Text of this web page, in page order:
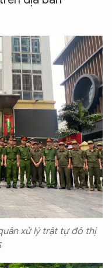
xử lý trật tự đô thị